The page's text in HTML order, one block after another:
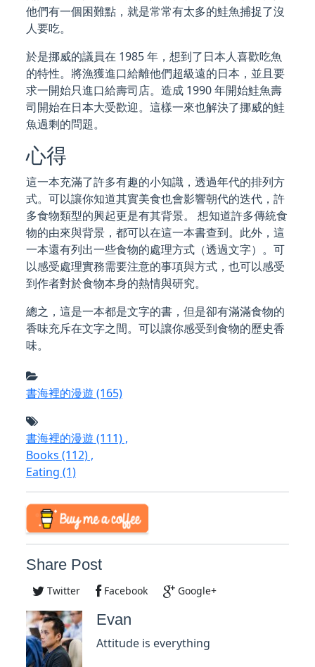
他們有一個困難點，就是常常有太多的鮭魚捕捉了沒
人要吃。
於是挪威的議員在 1985 年，想到了日本人喜歡吃魚
的特性。將漁獲進口給離他們超級遠的日本，並且要
求一開始只進口給壽司店。造成 1990 年開始鮭魚壽
司開始在日本大受歡迎。這樣一來也解決了挪威的鮭
魚過剩的問題。
心得
這一本充滿了許多有趣的小知識，透過年代的排列方
式。可以讓你知道其實美食也會影響朝代的迭代，許
多食物類型的興起更是有其背景。 想知道許多傳統食
物的由來與背景，都可以在這一本書查到。此外，這
一本還有列出一些食物的處理方式（透過文字）。可
以感受處理實務需要注意的事項與方式，也可以感受
到作者對於食物本身的熱情與研究。
總之，這是一本都是文字的書，但是卻有滿滿食物的
香味充斥在文字之間。可以讓你感受到食物的歷史香
味。
書海裡的漫遊 (165)
書海裡的漫遊 (111),
Books (112),
Eating (1)
Share Post
Twitter Facebook Google+
Evan
Attitude is everything